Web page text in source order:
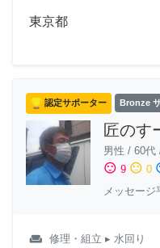
東京都
認定サポーター Bronze
匠のす
男性 / 60代
sentiment_satisfied 9 sentiment_neutral 0
メッセージ
weekend 修理・組立 ▸ 水回り